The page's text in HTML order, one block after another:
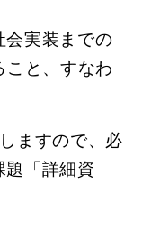
会実装までの
こと、すなわ
ますので、必
題「詳細資